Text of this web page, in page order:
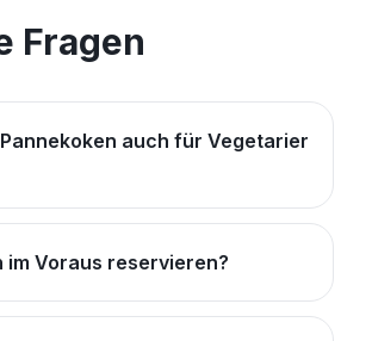
Fragen
auch für Vegetarier
im Voraus reservieren?